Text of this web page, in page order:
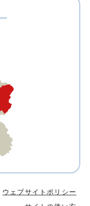
ウェブサイトポリシー